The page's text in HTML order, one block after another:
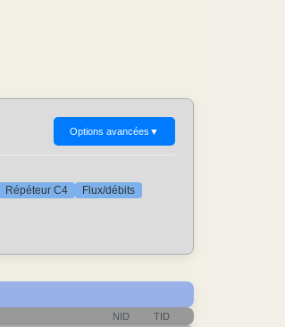
Options avancées ▼
Répéteur C4 Flux/débits
NID TID